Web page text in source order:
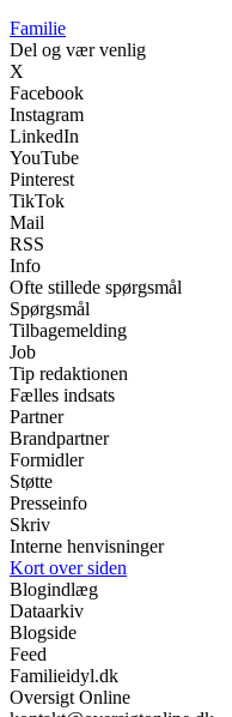
Familie
Del og vær venlig
X
Facebook
Instagram
LinkedIn
YouTube
Pinterest
TikTok
Mail
RSS
Info
Ofte stillede spørgsmål
Spørgsmål
Tilbagemelding
Job
Tip redaktionen
Fælles indsats
Partner
Brandpartner
Formidler
Støtte
Presseinfo
Skriv
Interne henvisninger
Kort over siden
Blogindlæg
Dataarkiv
Blogside
Feed
Familieidyl.dk
Oversigt Online